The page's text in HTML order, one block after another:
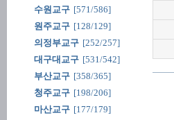
수원교구 [571/586]
원주교구 [128/129]
의정부교구 [252/257]
대구대교구 [531/542]
부산교구 [358/365]
청주교구 [198/206]
마산교구 [177/179]